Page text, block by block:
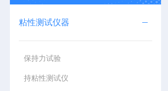
粘性测试仪器
保持力试验
持粘性测试仪